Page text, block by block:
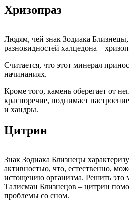
Хризопраз
Людям, чей знак Зодиака
разновидностей халцедона –
Считается, что этот минерал
начинаниях.
Кроме того, камень оберегает от
красноречие, поднимает
и хандры.
Цитрин
Знак Зодиака Близнецы
активностью, что, естественно,
истощению организма. Решить
Талисман Близнецов – цитрин
проблемы со сном.